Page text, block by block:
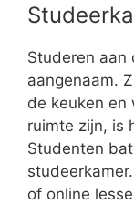
Studeren aan
aangenaam.
de keuken en
ruimte zijn, is
Studenten
of online